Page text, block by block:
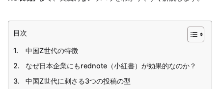
目次
中国Z世代の特徴
なぜ日本企業にもrednote（小紅書）が効果的なのか？
中国Z世代に刺さる3つの投稿の型